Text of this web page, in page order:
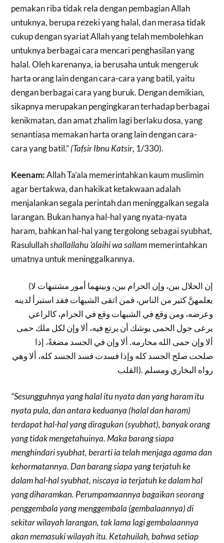
pemakan riba tidak rela dengan pembagian Allah
untuknya, berupa rezeki yang halal, dan merasa tidak
cukup dengan syariat Allah yang telah membolehkan
untuknya berbagai cara mencari penghasilan yang
halal. Oleh karenanya, ia berusaha untuk mengeruk
harta orang lain dengan cara-cara yang batil, yaitu
dengan berbagai cara yang buruk. Dengan demikian,
sikapnya merupakan pengingkaran terhadap berbagai
kenikmatan, dan amat zhalim lagi berlaku dosa, yang
senantiasa memakan harta orang lain dengan cara-
cara yang batil.”(Tafsir Ibnu Katsir, 1/330).
Keenam:Allah Ta’ala memerintahkan kaum muslimin
agar bertakwa, dan hakikat ketakwaan adalah
menjalankan segala perintah dan meninggalkan segala
larangan. Bukan hanya hal-hal yang nyata-nyata
haram, bahkan hal-hal yang tergolong sebagai syubhat,
Rasulullahshallallahu ‘alaihi wa sallammemerintahkan
umatnya untuk meninggalkannya.
(إن الحلال بين، وإن الحرام بين، وبينهما أمور مشتبهات لا
يعلمهنَّ كثير من الناس، فمن اتقى الشبهات فقد استبرأ لدينه
وعرضه، ومن وقع في الشبهات وقع في الحرام، كالراعي
يرعى حول الحمى يوشك أن يرتع فيه، ألا وإن لكل ملك حمى
ألا وإن حمى الله محارمه. ألا وإن في الجسد مضغةً، إذا
صلحت صلح الجسد كله وإذا فسدت فسد الجسد كله، ألا وهي
القلب). رواه البخاري ومسلم
“Sesungguhnya yang halal itu nyata dan yang haram itu
nyata pula, dan antara keduanya (halal dan haram)
terdapat hal-hal yang diragukan (syubhat), banyak orang
yang tidak mengetahuinya. Maka barang siapa
menghindari syubhat, berarti ia telah menjaga agama dan
kehormatannya. Dan barang siapa yang terjatuh ke
dalam hal-hal syubhat, niscaya ia terjatuh ke dalam hal
yang diharamkan. Perumpamaannya bagaikan seorang
penggembala yang menggembala (gembalaannya) di
sekitar wilayah larangan, tak lama lagi gembalaannya
akan memasuki wilayah itu. Ketahuilah, bahwa setiap